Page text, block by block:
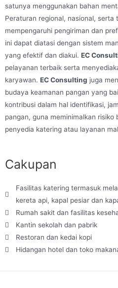
satunya menggunakan bahan
Peraturan regional, nasional,
mempengaruhi pengiriman dan
ini dapat diatasi dengan sistem
yang efektif dan diakui. EC
pelayanan terbaik serta
karyawan. EC Consulting juga
budaya keamanan pangan yang
kontribusi dalam hal identifikasi,
pangan, guna meminimalkan
penyedia katering atau layanan
Cakupan
Fasilitas katering termasuk
kereta api, kapal pesiar dan
Rumah sakit dan fasilitas
Kantin sekolah dan pabrik
Restoran dan kedai kopi
Hidangan hotel dan toko